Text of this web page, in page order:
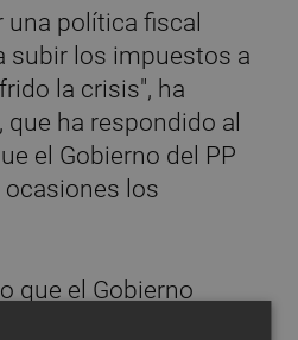
una política fiscal
subir los impuestos a
la crisis", ha
ha respondido al
el Gobierno del PP
los
que el Gobierno
a recuperar